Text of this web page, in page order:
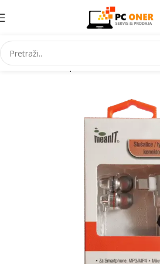
Početna Smartphones Accessories